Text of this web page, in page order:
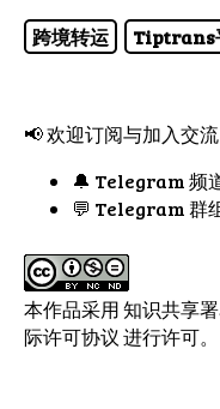
跨境转运 Tiptrans
📢 欢迎订阅与加入交流
🔔 Telegram 频
💬 Telegram 群
本作品采用知识共享
际许可协议进行许可。